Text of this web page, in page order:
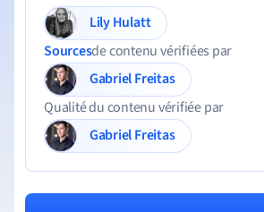
Lily Hulatt
Sourcesde contenu vérifiées par
Gabriel Freitas
Qualité du contenu vérifiée par
Gabriel Freitas